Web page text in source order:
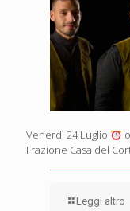
Venerdì 24 Luglio
Frazione Casa del
Leggi altro